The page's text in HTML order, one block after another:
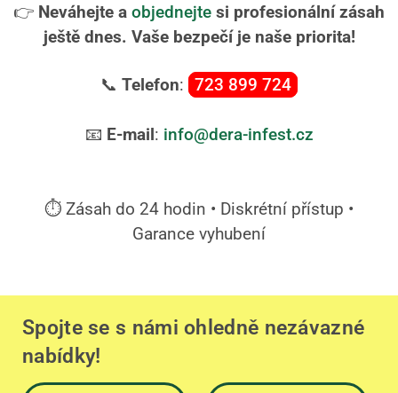
👉 Neváhejte a objednejte si profesionální zásah
ještě dnes. Vaše bezpečí je naše priorita!
📞 Telefon: 723 899 724
📧 E-mail: info@dera-infest.cz
⏱️ Zásah do 24 hodin • Diskrétní přístup •
Garance vyhubení
Spojte se s námi ohledně nezávazné
nabídky!